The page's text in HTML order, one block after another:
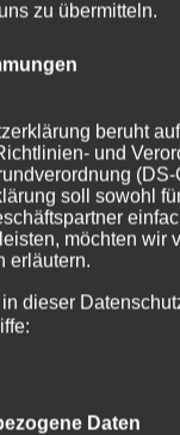
zu übermitteln.
beruht
und
soll sowohl
möchten wir
erläutern.
dieser
Daten